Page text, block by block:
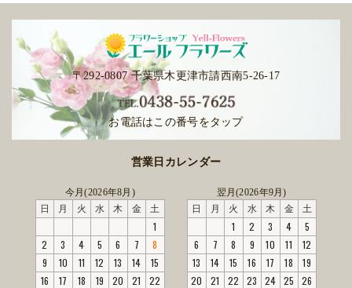
〒292-0807 千葉県木更津市請西南5-26-17
お電話はこの番号をタップ
営業日カレンダー
今月(2026年8月)
日
月 火 水 木 金 土
1
2
3 4 5 6 7
8
9
10 11 12 13 14
15
16
17 18 19 20 21 22
翌月(2026年9月)
日
月 火 水 木 金 土
1 2 3 4
5
6
7 8 9 10 11
12
13
14 15 16 17 18
19
20
21 22 23 24 25 26